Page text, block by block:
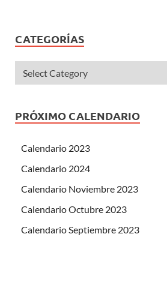
CATEGORÍAS
PRÓXIMO CALENDARIO
Calendario 2023
Calendario 2024
Calendario Noviembre 2023
Calendario Octubre 2023
Calendario Septiembre 2023